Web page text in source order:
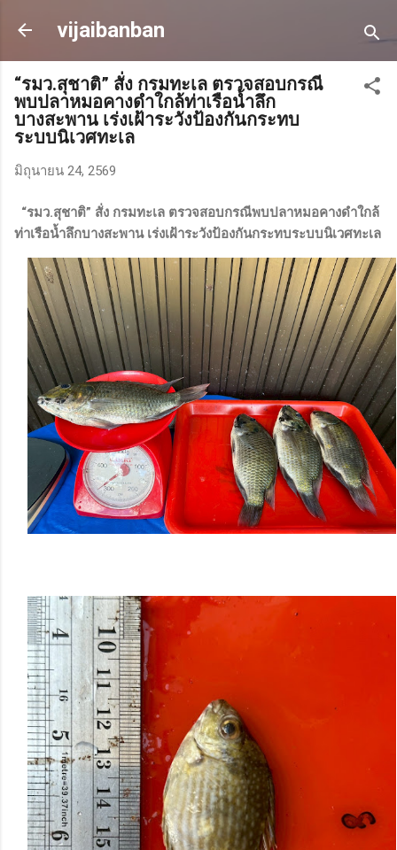
ข้ามไปที่เนื้อหาหลัก
vijaibanban
“รมว.สุชาติ” สั่ง กรมทะเล ตรวจสอบกรณี
พบปลาหมอคางดำใกล้ท่าเรือน้ำลึก
บางสะพาน เร่งเฝ้าระวังป้องกันกระทบ
ระบบนิเวศทะเล
มิถุนายน 24, 2569
“รมว.สุชาติ” สั่ง กรมทะเล ตรวจสอบกรณีพบปลาหมอคางดำใกล้
ท่าเรือน้ำลึกบางสะพาน เร่งเฝ้าระวังป้องกันกระทบระบบนิเวศทะเล